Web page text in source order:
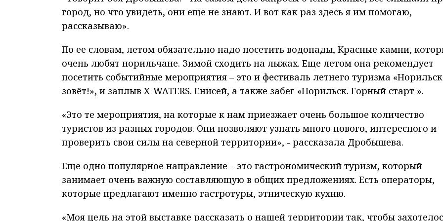
город, но что увидеть, они еще не знают. И вот как раз здесь я им помогаю,
рассказываю».
По ее словам, летом обязательно надо посетить водопады, Красные камни,
очень любят норильчане. Зимой сходить на лыжах. Еще летом она рекомендует
посетить событийные мероприятия – это и фестиваль летнего туризма «‎‎Норильск
зовёт!», и заплыв X-WATERS. Енисей, а также забег «Норильск. Горный старт ».
«Это те мероприятия, на которые к нам приезжает очень большое количество
туристов из разных городов. Они позволяют узнать много нового, интересного и
проверить свои силы на северной территории», - рассказала Дробышева.
Еще одно популярное направление – это гастрономический туризм, который
занимает очень важную составляющую в общих предложениях. Есть операторы,
которые предлагают именно гастротуры, этническую кухню.
«Моя цель на этой выставке рассказать о нашей территории так, чтобы